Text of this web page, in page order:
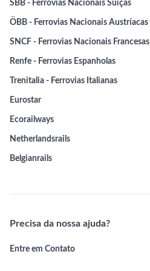
SBB - Ferrovias Nacionais Suíças
ÖBB - Ferrovias Nacionais Austríacas
SNCF - Ferrovias Nacionais Francesas
Renfe - Ferrovias Espanholas
Trenitalia - Ferrovias Italianas
Eurostar
Ecorailways
Netherlandsrails
Belgianrails
Precisa da nossa ajuda?
Entre em Contato